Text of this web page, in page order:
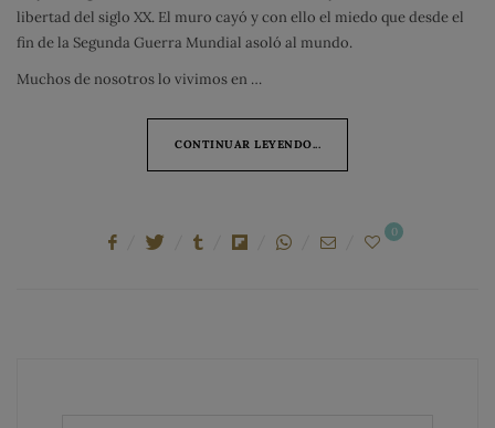
libertad del siglo XX. El muro cayó y con ello el miedo que desde el
fin de la Segunda Guerra Mundial asoló al mundo.
Muchos de nosotros lo vivimos en …
CONTINUAR LEYENDO...
0